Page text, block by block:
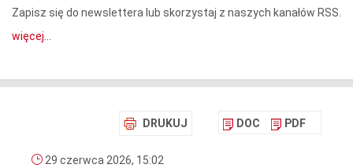
Zapisz się do newslettera lub skorzystaj z naszych kanałów RSS.
więcej...
DRUKUJ DOC PDF
29 czerwca 2026, 15:02